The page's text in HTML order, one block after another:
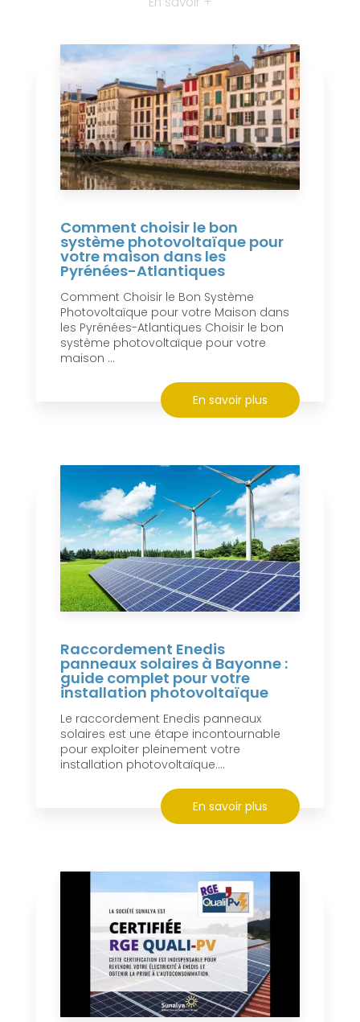
Comment choisir le bon
système photovoltaïque pour
votre maison dans les
Pyrénées-Atlantiques
Comment Choisir le Bon Système
Photovoltaïque pour votre Maison dans
les Pyrénées-Atlantiques Choisir le bon
système photovoltaïque pour votre
maison ...
En savoir plus
Raccordement Enedis
panneaux solaires à Bayonne :
guide complet pour votre
installation photovoltaïque
Le raccordement Enedis panneaux
solaires est une étape incontournable
pour exploiter pleinement votre
installation photovoltaïque....
En savoir plus